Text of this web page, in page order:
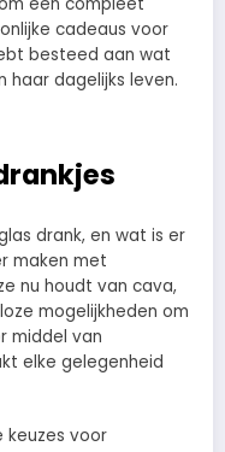
cadeaus voor
besteed aan wat
haar dagelijks leven.
drank, en wat is er
maken met
nu houdt van cava,
mogelijkheden om
middel van
elke gelegenheid
keuzes voor